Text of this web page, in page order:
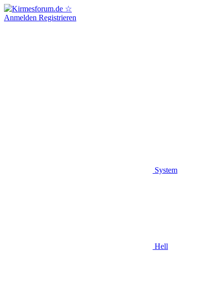
Anmelden Registrieren
System
Hell